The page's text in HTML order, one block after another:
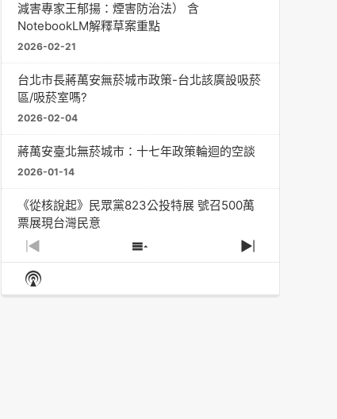
減害專家王郁揚：煙害防治法） 含
NotebookLM解釋草案重點
2026-02-21
台北市長蔣萬安無菸城市政策-台北該廣設吸菸
區/吸菸室嗎?
2026-02-04
蔣萬安臺北無菸城市：十七年政策輪迴的空談
2026-01-14
《從核說起》民眾黨823公投特展 號召500萬
票展現台灣民意
2025-08-11
大罷免凸 <726,823反罷免主題曲> #大展鴻圖
2025-07-05
Previous
Episode
Show
Episodes
Next
Episode
Show
Podcast